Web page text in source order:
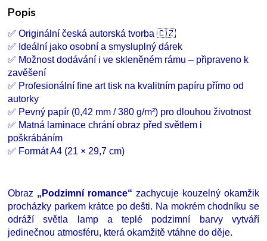
Popis
✅ Originální česká autorská tvorba 🇨🇿
✅ Ideální jako osobní a smysluplný dárek
✅ Možnost dodávání i ve skleněném rámu – připraveno k
zavěšení
✅ Profesionální fine art tisk na kvalitním papíru přímo od
autorky
✅ Pevný papír (0,42 mm / 380 g/m²) pro dlouhou životnost
✅ Matná laminace chrání obraz před světlem i
poškrábáním
✅ Formát A4 (21 × 29,7 cm)
Obraz „Podzimní romance“ zachycuje kouzelný okamžik
procházky parkem krátce po dešti. Na mokrém chodníku se
odráží světla lamp a teplé podzimní barvy vytváří
jedinečnou atmosféru, která okamžitě vtáhne do děje.